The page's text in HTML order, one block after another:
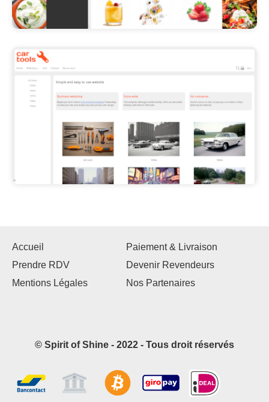
Accueil
Paiement & Livraison
Prendre RDV
Devenir Revendeurs
Mentions Légales
Nos Partenaires
© Spirit of Shine - 2022 - Tous droit réservés